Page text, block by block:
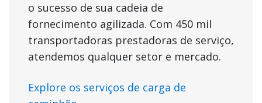
o sucesso de sua cadeia de
fornecimento agilizada. Com 450 mil
transportadoras prestadoras de serviço,
atendemos qualquer setor e mercado.
Explore os serviços de carga de